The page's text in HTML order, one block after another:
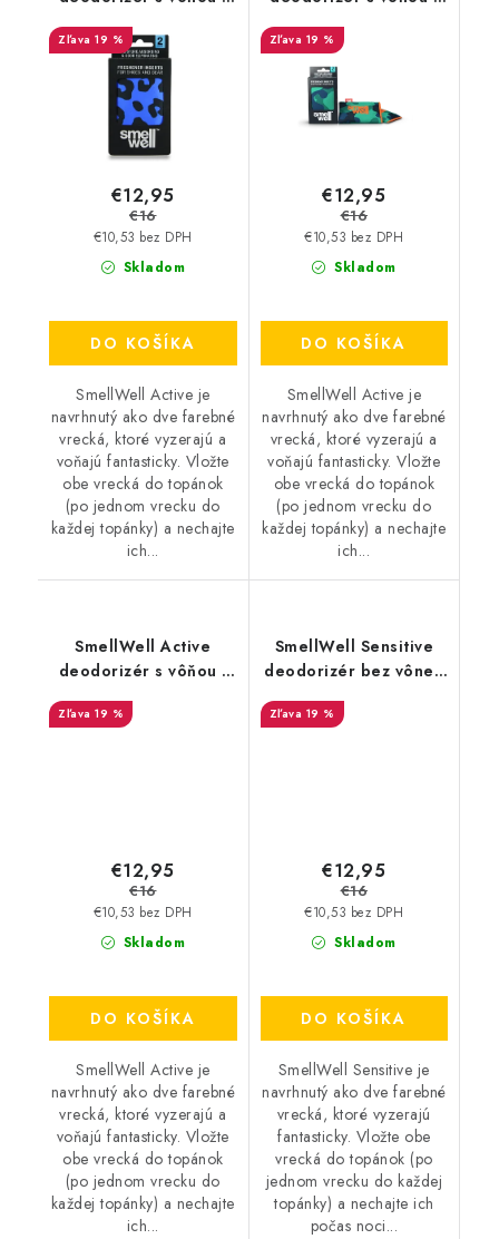
19 %
Skladom
€10,53 bez DPH
€12,95
€16
DO KOŠÍKA
SmellWell Active je
navrhnutý ako dve farebné
vrecká, ktoré vyzerajú a
voňajú fantasticky. Vložte
obe vrecká do topánok
(po jednom vrecku do
každej topánky) a nechajte
ich...
19 %
Skladom
€10,53 bez DPH
€12,95
€16
DO KOŠÍKA
SmellWell Active je
navrhnutý ako dve farebné
vrecká, ktoré vyzerajú a
voňajú fantasticky. Vložte
obe vrecká do topánok
(po jednom vrecku do
každej topánky) a nechajte
ich...
SmellWell Active
deodorizér s vôňou -
Pink Zebra
19 %
Skladom
€10,53 bez DPH
€12,95
€16
DO KOŠÍKA
SmellWell Active je
navrhnutý ako dve farebné
vrecká, ktoré vyzerajú a
voňajú fantasticky. Vložte
obe vrecká do topánok
(po jednom vrecku do
každej topánky) a nechajte
ich...
SmellWell Sensitive
deodorizér bez vône -
Blue
19 %
Skladom
€10,53 bez DPH
€12,95
€16
DO KOŠÍKA
SmellWell Sensitive je
navrhnutý ako dve farebné
vrecká, ktoré vyzerajú
fantasticky. Vložte obe
vrecká do topánok (po
jednom vrecku do každej
topánky) a nechajte ich
počas noci...